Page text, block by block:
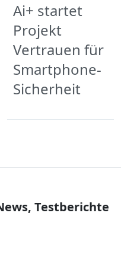
Ai+ startet
Projekt
Vertrauen für
Smartphone-
Sicherheit
Testberichte